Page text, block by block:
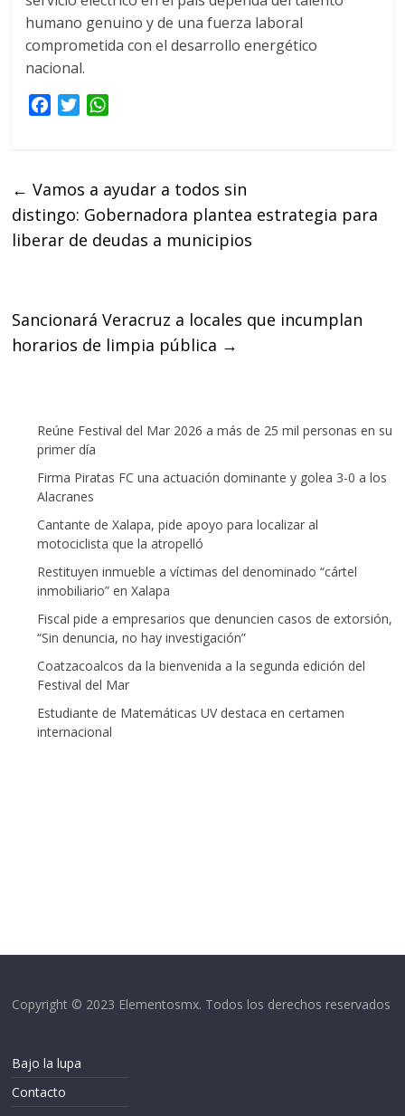
humano genuino y de una fuerza laboral
comprometida con el desarrollo energético
nacional.
b
o
o
T
t
e
r
s
A
p
← Vamos a ayudar a todos sin
distingo: Gobernadora plantea estrategia para
liberar de deudas a municipios
Sancionará Veracruz a locales que incumplan
horarios de limpia pública →
Reúne Festival del Mar 2026 a más de 25 mil personas en su
primer día
Firma Piratas FC una actuación dominante y golea 3-0 a los
Alacranes
Cantante de Xalapa, pide apoyo para localizar al
motociclista que la atropelló
Restituyen inmueble a víctimas del denominado “cártel
inmobiliario” en Xalapa
Fiscal pide a empresarios que denuncien casos de extorsión,
“Sin denuncia, no hay investigación”
Coatzacoalcos da la bienvenida a la segunda edición del
Festival del Mar
Estudiante de Matemáticas UV destaca en certamen
internacional
Copyright © 2023 Elementosmx. Todos los derechos reservados
Bajo la lupa
Contacto